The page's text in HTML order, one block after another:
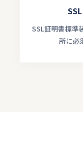
SSL証明書標準
所に必